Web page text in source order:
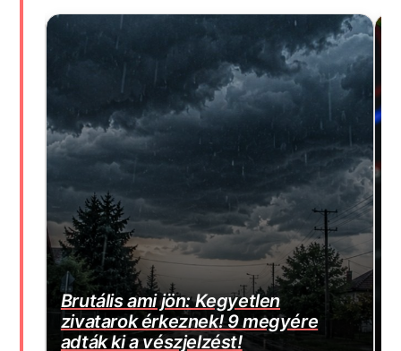
Magyar Péter bejelentette a várva-
várt jó hírt! Végre elkezdődött…